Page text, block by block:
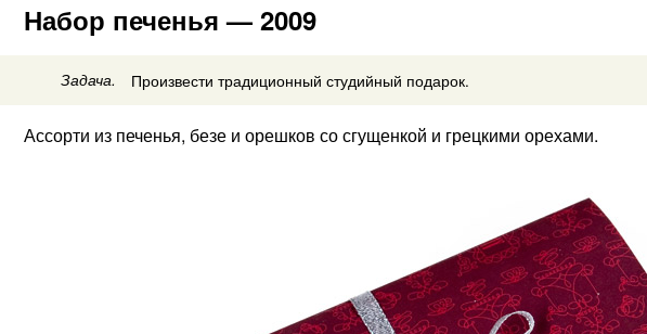
Набор печенья — 2009
Задача. Произвести традиционный студийный подарок.
Ассорти из печенья, безе и орешков со сгущенкой и грецкими орехами.